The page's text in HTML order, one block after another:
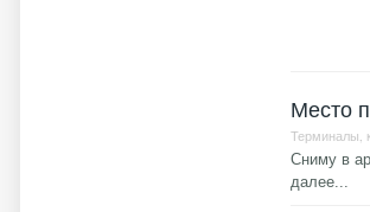
Место
Терминалы,
Сниму в
далее...